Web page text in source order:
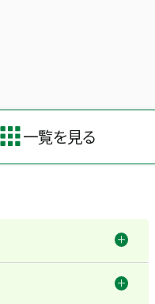
一覧を見る